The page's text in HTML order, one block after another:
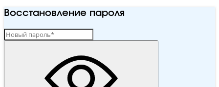
Восстановление пароля